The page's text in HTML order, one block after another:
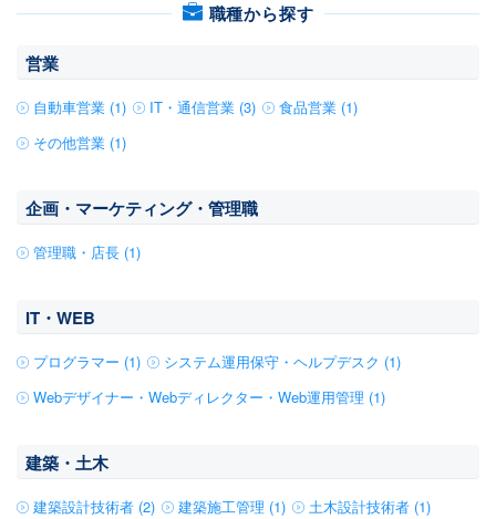
職種から探す
営業
自動車営業 (1) IT・通信営業 (3)
食品営業 (1)
その他営業 (1)
企画・マーケティング・管理職
管理職・店長 (1)
IT・WEB
プログラマー (1)
システム運用保守・ヘルプデスク (1)
Webデザイナー・Webディレクター・Web運用管理 (1)
建築・土木
建築設計技術者 (2) 建築施工管理 (1)
土木設計技術者 (1)